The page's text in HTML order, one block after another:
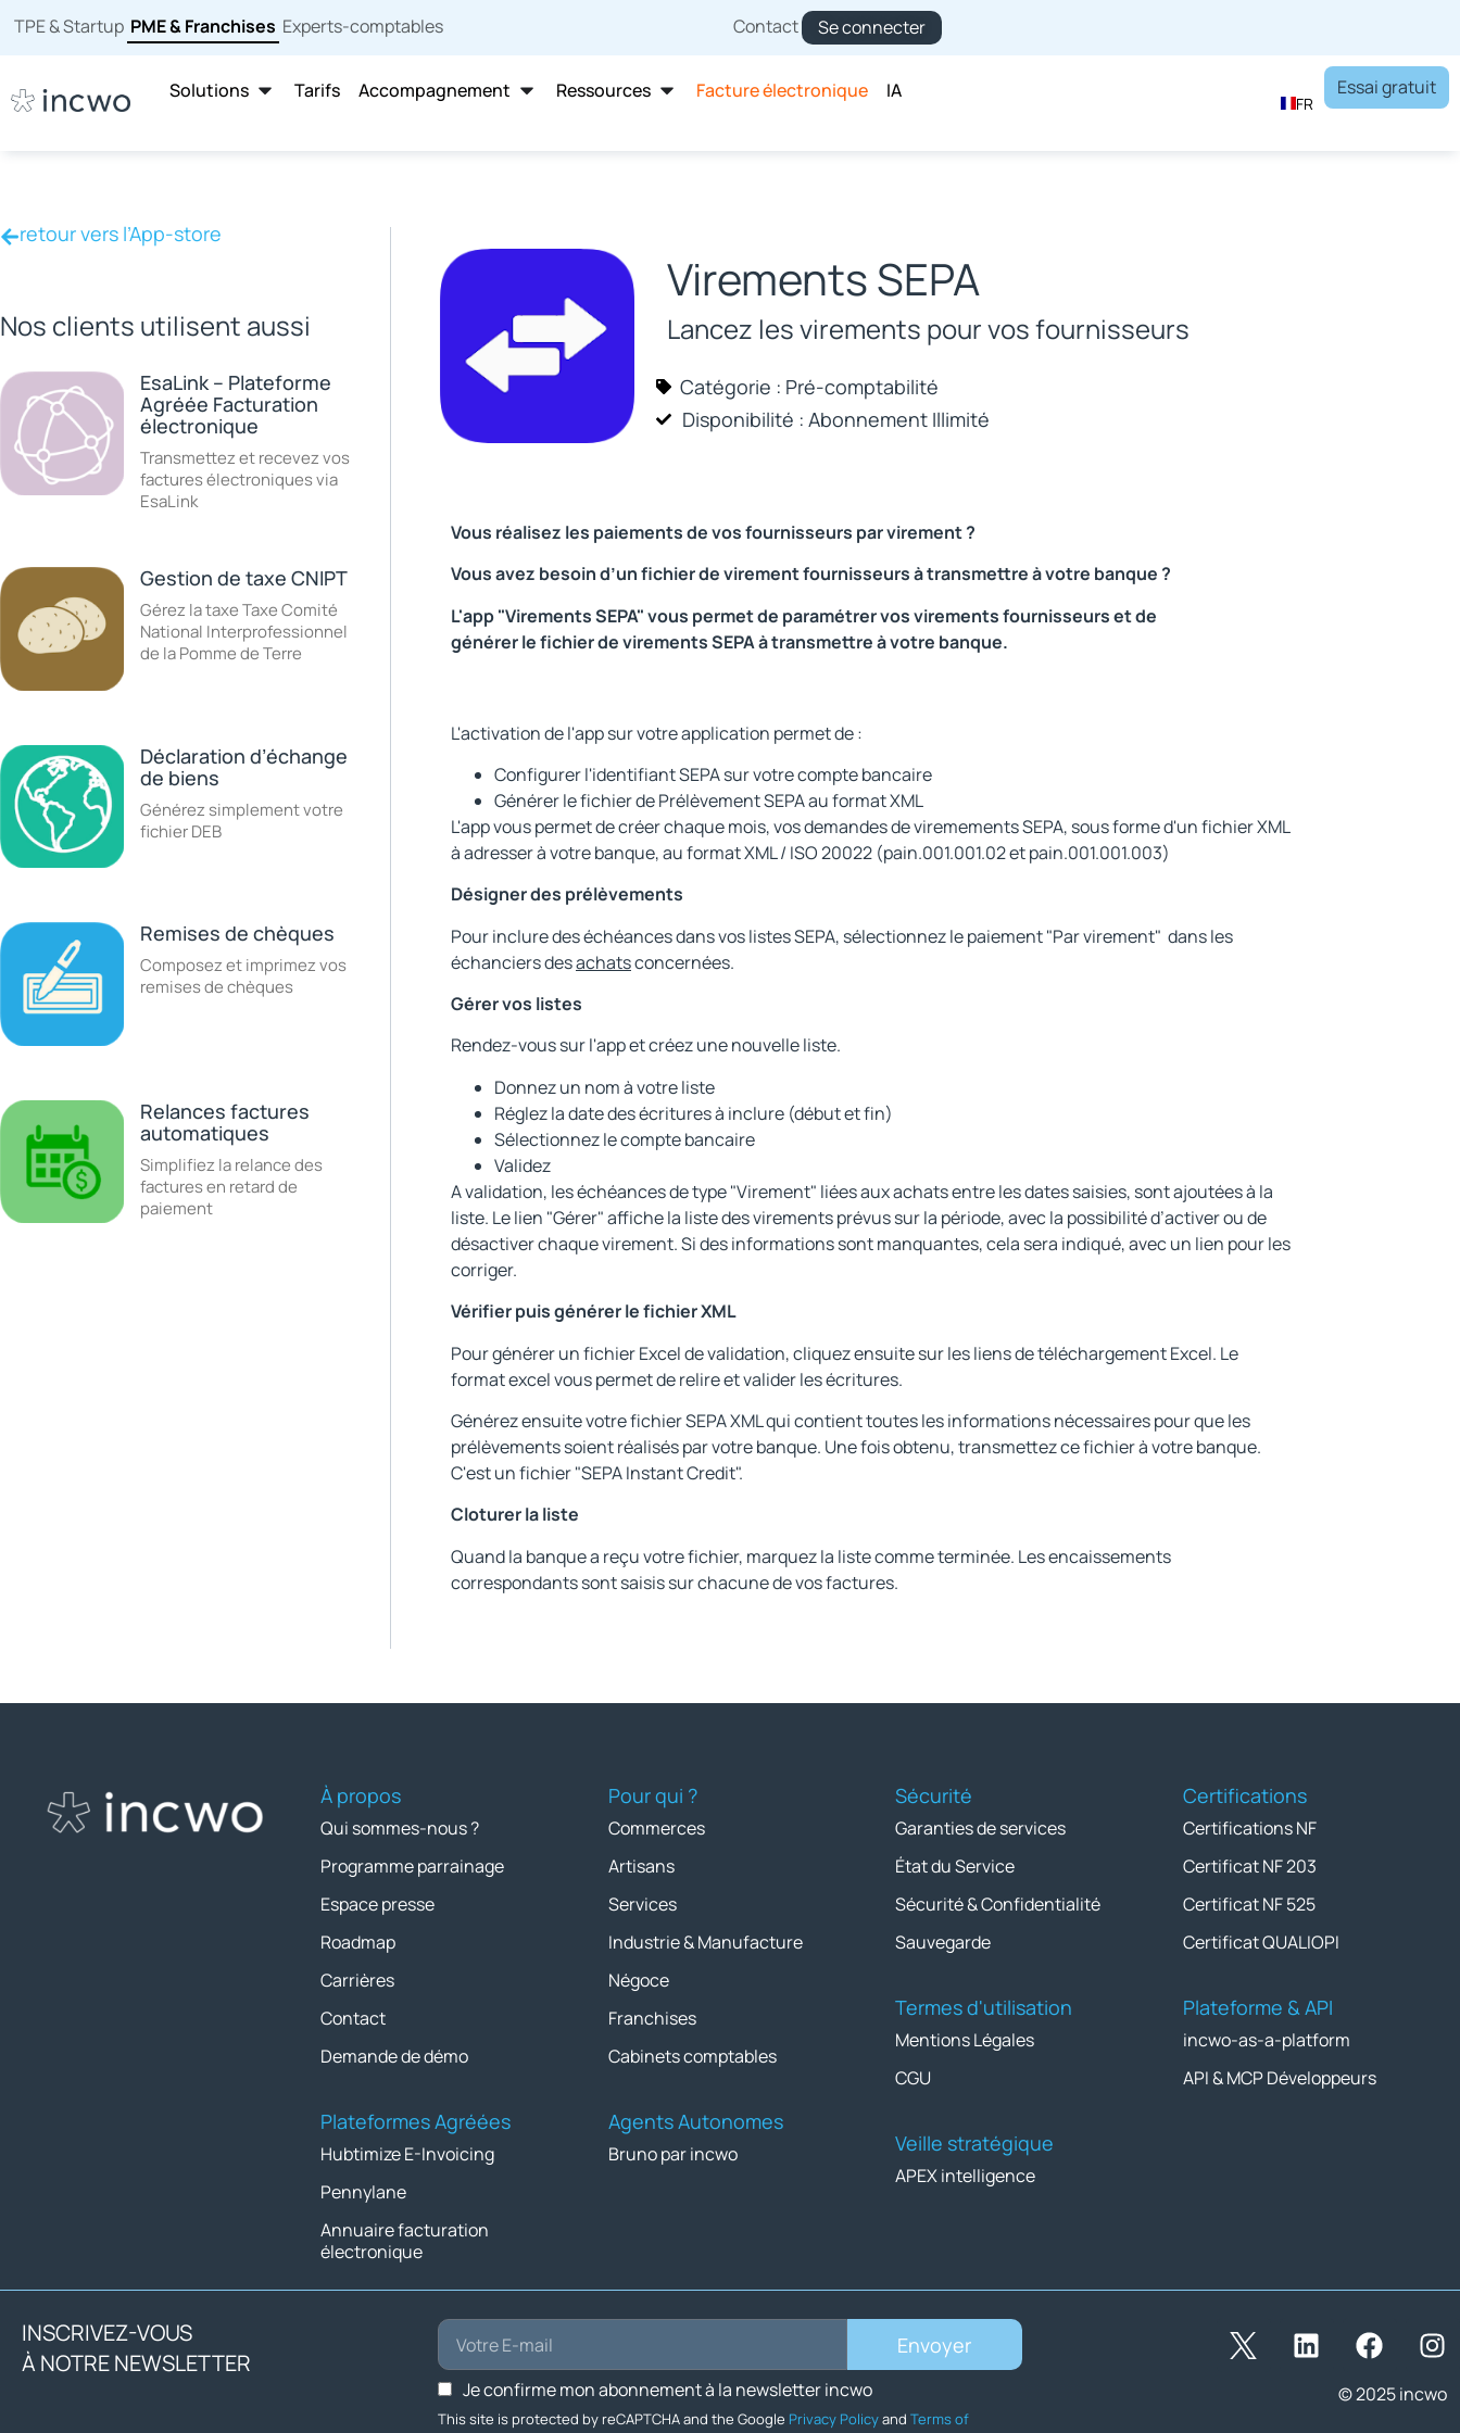
TPE & Startup PME & Franchises Experts-comptables Contact Se connecter
Solutions Tarifs Accompagnement Ressources Facture électronique IA
FR
Essai gratuit
retour vers l’App-store
Nos clients utilisent aussi
EsaLink – Plateforme
Agréée Facturation
électronique
Transmettez et recevez vos
factures électroniques via
EsaLink
Gestion de taxe CNIPT
Gérez la taxe Taxe Comité
National Interprofessionnel
de la Pomme de Terre
Déclaration d’échange
de biens
Générez simplement votre
fichier DEB
Remises de chèques
Composez et imprimez vos
remises de chèques
Relances factures
automatiques
Simplifiez la relance des
factures en retard de
paiement
Virements SEPA
Lancez les virements pour vos fournisseurs
Catégorie : Pré-comptabilité
Disponibilité : Abonnement Illimité
Vous réalisez les paiements de vos fournisseurs par virement ?
Vous avez besoin d’un fichier de virement fournisseurs à transmettre à votre banque ?
L'app "Virements SEPA" vous permet de paramétrer vos virements fournisseurs et de
générer le fichier de virements SEPA à transmettre à votre banque.
L'activation de l'app sur votre application permet de :
Configurer l'identifiant SEPA sur votre compte bancaire
Générer le fichier de Prélèvement SEPA au format XML
L'app vous permet de créer chaque mois, vos demandes de viremements SEPA, sous forme d'un fichier XML
à adresser à votre banque, au format XML / ISO 20022 (pain.001.001.02 et pain.001.001.003)
Désigner des prélèvements
Pour inclure des échéances dans vos listes SEPA, sélectionnez le paiement "Par virement" dans les
échanciers desachatsconcernées.
Gérer vos listes
Rendez-vous sur l'app et créez une nouvelle liste.
Donnez un nom à votre liste
Réglez la date des écritures à inclure (début et fin)
Sélectionnez le compte bancaire
Validez
A validation, les échéances de type "Virement" liées aux achats entre les dates saisies, sont ajoutées à la
liste. Le lien "Gérer" affiche la liste des virements prévus sur la période, avec la possibilité d’activer ou de
désactiver chaque virement. Si des informations sont manquantes, cela sera indiqué, avec un lien pour les
corriger.
Vérifier puis générer le fichier XML
Pour générer un fichier Excel de validation, cliquez ensuite sur les liens de téléchargement Excel. Le
format excel vous permet de relire et valider les écritures.
Générez ensuite votre fichier SEPA XML qui contient toutes les informations nécessaires pour que les
prélèvements soient réalisés par votre banque. Une fois obtenu, transmettez ce fichier à votre banque.
C'est un fichier "SEPA Instant Credit".
Cloturer la liste
Quand la banque a reçu votre fichier, marquez la liste comme terminée. Les encaissements
correspondants sont saisis sur chacune de vos factures.
À propos
Qui sommes-nous ?
Programme parrainage
Espace presse
Roadmap
Carrières
Contact
Demande de démo
Plateformes Agréées
Hubtimize E-Invoicing
Pennylane
Annuaire facturation
électronique
Pour qui ?
Commerces
Artisans
Services
Industrie & Manufacture
Négoce
Franchises
Cabinets comptables
Agents Autonomes
Bruno par incwo
Sécurité
Garanties de services
État du Service
Sécurité & Confidentialité
Sauvegarde
Termes d'utilisation
Mentions Légales
CGU
Veille stratégique
APEX intelligence
Certifications
Certifications NF
Certificat NF 203
Certificat NF 525
Certificat QUALIOPI
Plateforme & API
incwo-as-a-platform
API & MCP Développeurs
INSCRIVEZ-VOUS
À NOTRE NEWSLETTER
This site is protected by reCAPTCHA and the Google Privacy PolicyandTerms of
Je confirme mon abonnement à la newsletter incwo
Envoyer
© 2025 incwo